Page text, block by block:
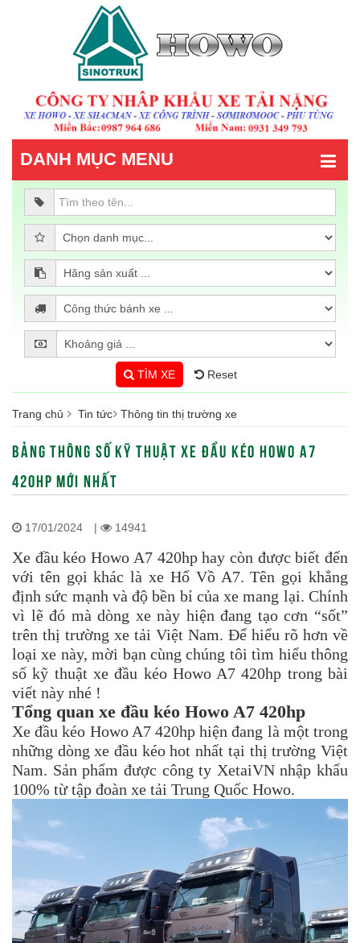
DANH MỤC MENU
TÌM XE Reset
Trang chủ Tin tức Thông tin thị trường xe
BẢNG THÔNG SỐ KỸ THUẬT XE ĐẦU KÉO HOWO A7
420HP MỚI NHẤT
17/01/2024 | 14941
Xe đầu kéo Howo A7 420hp hay còn được biết đến
với tên gọi khác là xe Hổ Vồ A7. Tên gọi khẳng
định sức mạnh và độ bền bỉ của xe mang lại. Chính
vì lẽ đó mà dòng xe này hiện đang tạo cơn “sốt”
trên thị trường xe tải Việt Nam. Để hiểu rõ hơn về
loại xe này, mời bạn cùng chúng tôi tìm hiểu thông
số kỹ thuật xe đầu kéo Howo A7 420hp trong bài
viết này nhé !
Tổng quan xe đầu kéo Howo A7 420hp
Xe đầu kéo Howo A7 420hp hiện đang là một trong
những dòng xe đầu kéo hot nhất tại thị trường Việt
Nam. Sản phẩm được công ty XetaiVN nhập khẩu
100% từ tập đoàn xe tải Trung Quốc Howo.